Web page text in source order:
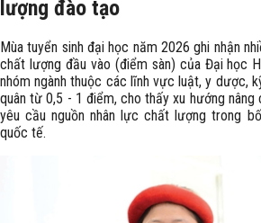
lượng đào tạo
Mùa tuyển sinh đại học năm 2026 ghi nhận
chất lượng đầu vào (điểm sàn) của Đại học
nhóm ngành thuộc các lĩnh vực luật, y dược,
quân từ 0,5 - 1 điểm, cho thấy xu hướng
yêu cầu nguồn nhân lực chất lượng trong
quốc tế.